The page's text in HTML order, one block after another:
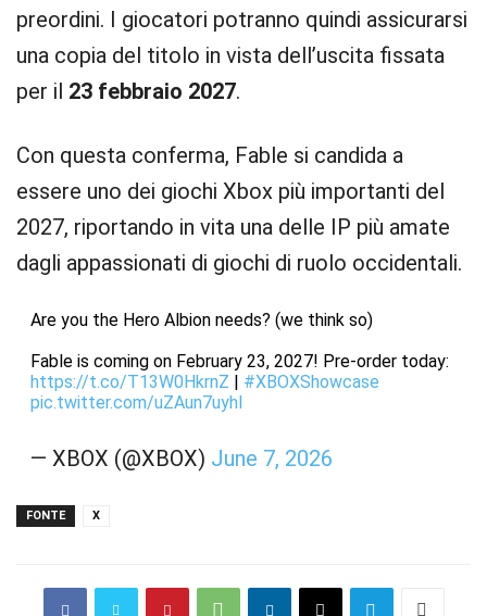
preordini. I giocatori potranno quindi assicurarsi
una copia del titolo in vista dell’uscita fissata
per il 23 febbraio 2027.
Con questa conferma, Fable si candida a
essere uno dei giochi Xbox più importanti del
2027, riportando in vita una delle IP più amate
dagli appassionati di giochi di ruolo occidentali.
Are you the Hero Albion needs? (we think so)
Fable is coming on February 23, 2027! Pre-order today:
https://t.co/T13W0HkrnZ | #XBOXShowcase
pic.twitter.com/uZAun7uyhI
— XBOX (@XBOX) June 7, 2026
FONTE X